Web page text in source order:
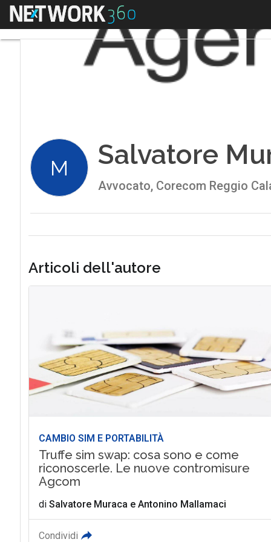
Menu
M Salvatore
Avvocato, Corecom Reggio
Articoli dell'autore
CAMBIO SIM E PORTABILITÀ
Truffe sim swap: cosa sono e come
riconoscerle. Le nuove contromisure
Agcom
di Salvatore Muraca e Antonino Mallamaci
Condividi